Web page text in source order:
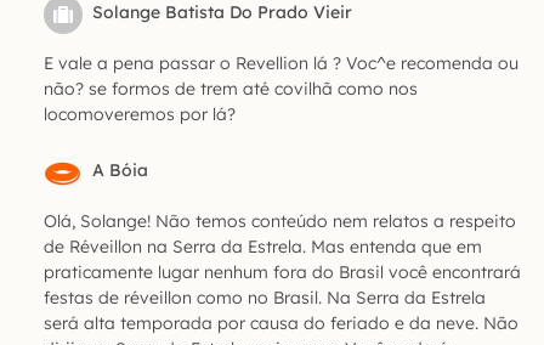
Solange Batista Do Prado Vieir
E vale a pena passar o Revellion lá ? Voc^e recomenda ou
não? se formos de trem até covilhã como nos
locomoveremos por lá?
A Bóia
Olá, Solange! Não temos conteúdo nem relatos a respeito
de Réveillon na Serra da Estrela. Mas entenda que em
praticamente lugar nenhum fora do Brasil você encontrará
festas de réveillon como no Brasil. Na Serra da Estrela
será alta temporada por causa do feriado e da neve. Não